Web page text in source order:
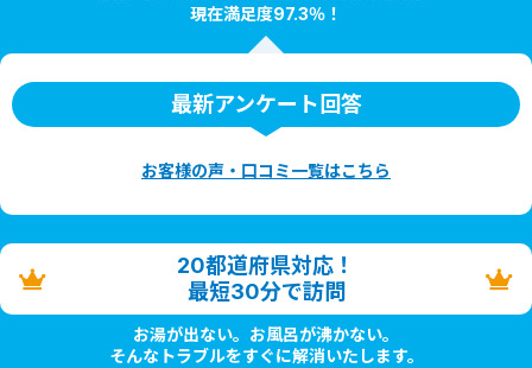
現在満足度97.3％！
最新アンケート回答
お客様の声・口コミ一覧はこちら
20都道府県対応！
最短30分で訪問
お湯が出ない。お風呂が沸かない。
そんなトラブルをすぐに解消いたします。